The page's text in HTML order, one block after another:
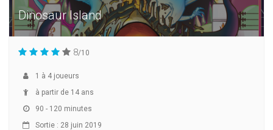
Dinosaur Island
8/10
1 à 4 joueurs
à partir de 14 ans
90 - 120 minutes
Sortie : 28 juin 2019